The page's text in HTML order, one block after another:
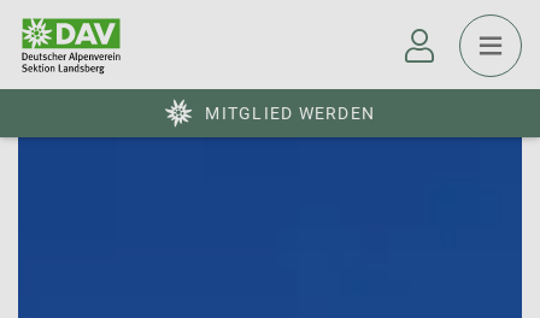
MITGLIED WERDEN